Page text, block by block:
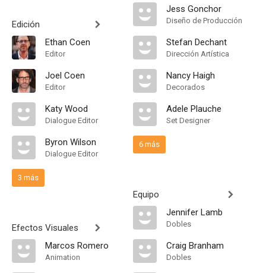
Edición
Ethan Coen
Editor
Joel Coen
Editor
Katy Wood
Dialogue Editor
Byron Wilson
Dialogue Editor
3 más
Efectos Visuales
Marcos Romero
Animation
Jess Gonchor
Diseño de Producción
Stefan Dechant
Dirección Artística
Nancy Haigh
Decorados
Adele Plauche
Set Designer
6 más
Equipo
Jennifer Lamb
Dobles
Craig Branham
Dobles